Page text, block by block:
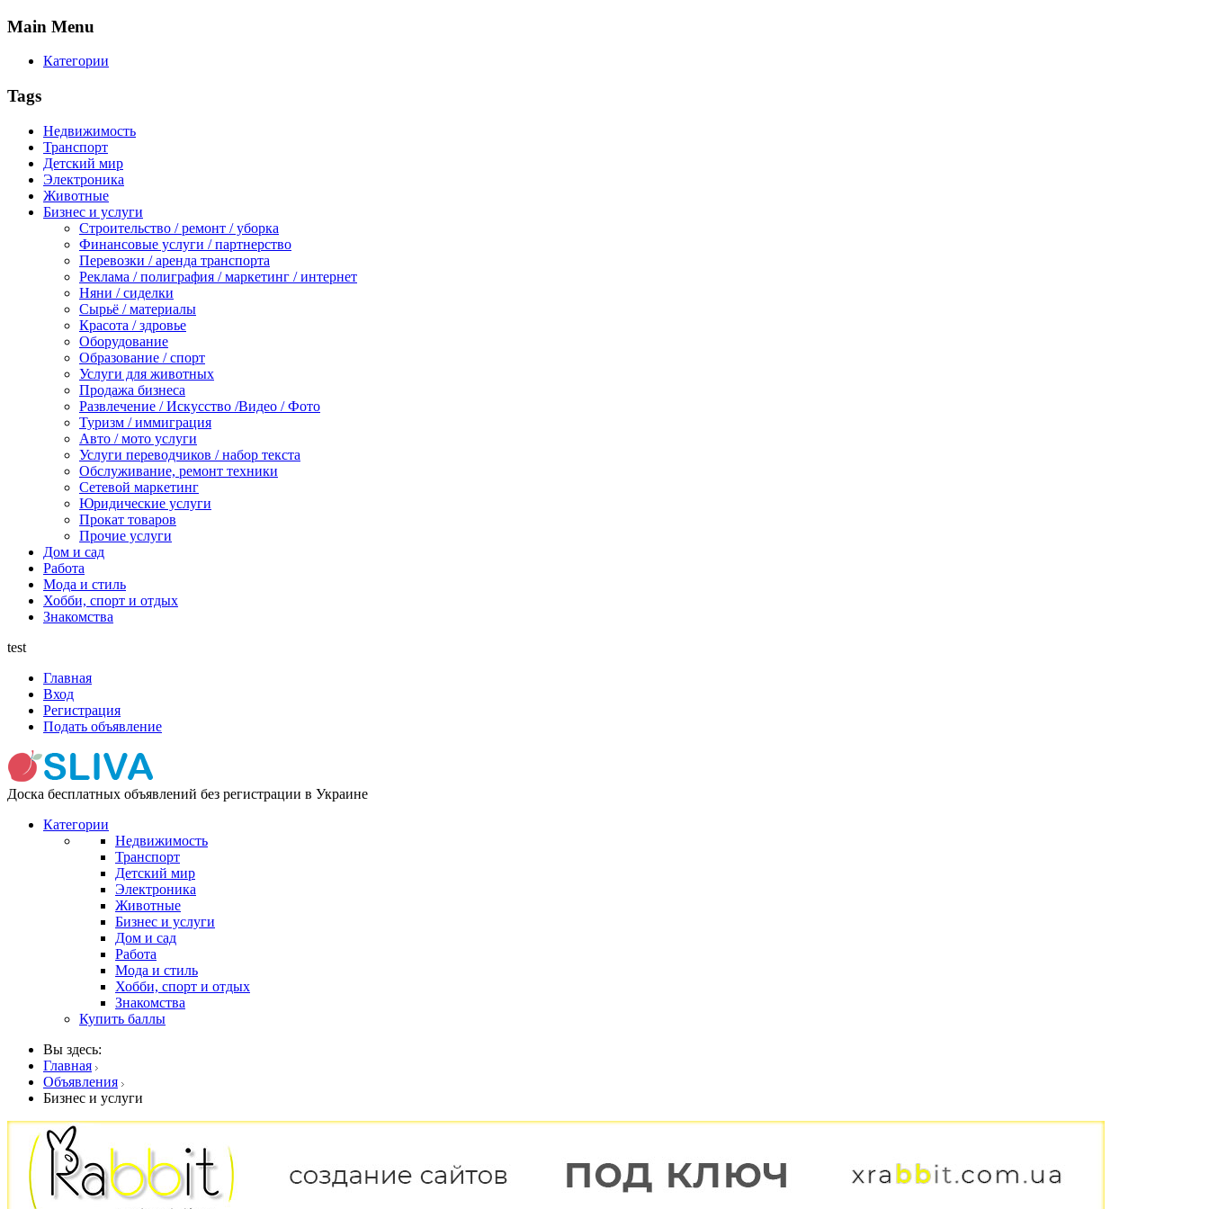
Main Menu
Категории
Tags
Недвижимость
Транспорт
Детский мир
Электроника
Животные
Бизнес и услуги
Строительство / ремонт / уборка
Финансовые услуги / партнерство
Перевозки / аренда транспорта
Реклама / полиграфия / маркетинг / интернет
Няни / сиделки
Сырьё / материалы
Красота / здровье
Оборудование
Образование / спорт
Услуги для животных
Продажа бизнеса
Развлечение / Искусство /Видео / Фото
Туризм / иммиграция
Авто / мото услуги
Услуги переводчиков / набор текста
Обслуживание, ремонт техники
Сетевой маркетинг
Юридические услуги
Прокат товаров
Прочие услуги
Дом и сад
Работа
Мода и стиль
Хобби, спорт и отдых
Знакомства
test
Главная
Вход
Регистрация
Подать объявление
Доска бесплатных объявлений без регистрации в Украине
Категории
Недвижимость
Транспорт
Детский мир
Электроника
Животные
Бизнес и услуги
Дом и сад
Работа
Мода и стиль
Хобби, спорт и отдых
Знакомства
Купить баллы
Вы здесь:
Главная
Объявления
Бизнес и услуги